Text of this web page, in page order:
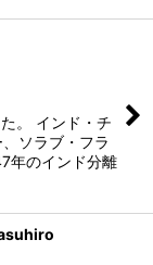
。 インド・チ
ソラブ・フラ
年のインド分離